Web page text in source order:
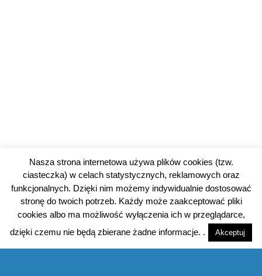
Nasza strona internetowa używa plików cookies (tzw.
ciasteczka) w celach statystycznych, reklamowych oraz
funkcjonalnych. Dzięki nim możemy indywidualnie dostosować
stronę do twoich potrzeb. Każdy może zaakceptować pliki
cookies albo ma możliwość wyłączenia ich w przeglądarce,
dzięki czemu nie będą zbierane żadne informacje. .
Akceptuj